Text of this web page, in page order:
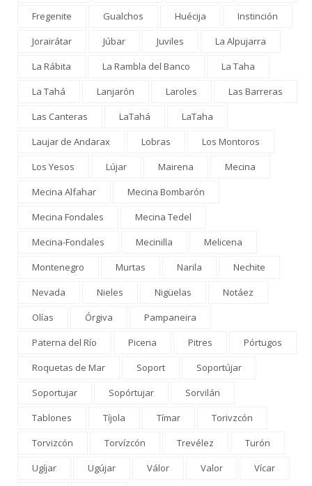
Fregenite
Gualchos Huécija
Instinción
Jorairátar
Júbar Juviles
La Alpujarra
La Rábita
La Rambla del Banco
La Taha
La Tahá
Lanjarón Laroles
Las Barreras
Las Canteras
LaTahá
LaTaha
Laujar de Andarax
Lobras
Los Montoros
Los Yesos
Lújar Mairena
Mecina
Mecina Alfahar
Mecina Bombarón
Mecina Fondales
Mecina Tedel
Mecina-Fondales
Mecinilla
Melicena
Montenegro
Murtas Narila
Nechite
Nevada
Nieles Nigüelas
Notáez
Olías
Órgiva
Pampaneira
Paterna del Río
Picena Pitres
Pórtugos
Roquetas de Mar
Soport
Soportújar
Soportujar
Sopórtujar
Sorvilán
Tablones
Tíjola Tímar
Torivzcón
Torvizcón
Torvízcón Trevélez
Turón
Ugíjar
Ugújar Válor Valor
Vícar